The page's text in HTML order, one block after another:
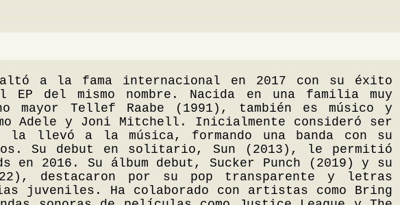
a la fama internacional en 2017 con su éxito
del mismo nombre. Nacida en una familia muy
mayor Tellef Raabe (1991), también es músico y
Adele y Joni Mitchell. Inicialmente consideró ser
la llevó a la música, formando una banda con su
Su debut en solitario, Sun (2013), le permitió
2016. Su álbum debut, Sucker Punch (2019) y su
destacaron por su pop transparente y letras
juveniles. Ha colaborado con artistas como Bring